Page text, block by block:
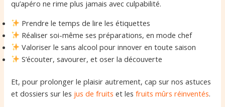
qu’apéro ne rime plus jamais avec culpabilité.
Prendre le temps de lire les étiquettes
Réaliser soi-même ses préparations, en mode chef
Valoriser le sans alcool pour innover en toute saison
S’écouter, savourer, et oser la découverte
Et, pour prolonger le plaisir autrement, cap sur nos astuces
et dossiers sur les jus de fruits et lesfruits mûrs réinventés.